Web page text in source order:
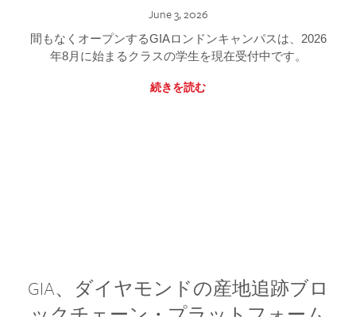
June 3, 2026
間もなくオープンするGIAロンドンキャンパスは、2026
年8月に始まるクラスの学生を現在受付中です。
続きを読む
GIA、ダイヤモンドの産地追跡ブロ